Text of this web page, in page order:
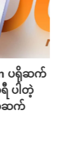
ပရိုဆက်
ပါတဲ့
ဆက်